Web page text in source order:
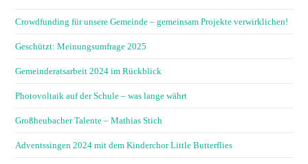
Crowdfunding für unsere Gemeinde – gemeinsam Projekte verwirklichen!
Geschützt: Meinungsumfrage 2025
Gemeinderatsarbeit 2024 im Rückblick
Photovoltaik auf der Schule – was lange währt
Großheubacher Talente – Mathias Stich
Adventssingen 2024 mit dem Kinderchor Little Butterflies